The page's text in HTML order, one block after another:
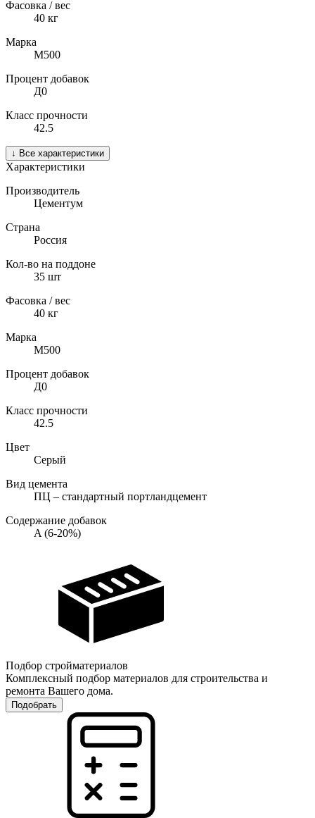
Фасовка / вес
40 кг
Марка
М500
Процент добавок
Д0
Класс прочности
42.5
↓ Все характеристики
Характеристики
Производитель
Цементум
Страна
Россия
Кол-во на поддоне
35 шт
Фасовка / вес
40 кг
Марка
М500
Процент добавок
Д0
Класс прочности
42.5
Цвет
Серый
Вид цемента
ПЦ – стандартный портландцемент
Содержание добавок
A (6-20%)
Подбор стройматериалов
Комплексный подбор материалов для строительства и
ремонта Вашего дома.
Подобрать